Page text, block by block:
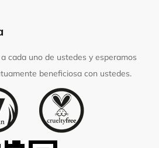
cada uno de ustedes y esperamos
beneficiosa con ustedes.